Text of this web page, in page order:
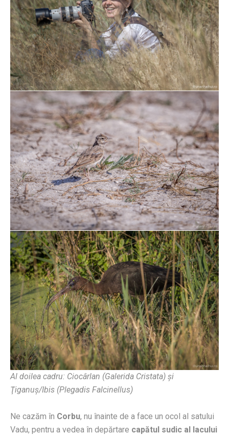
Al doilea cadru: Ciocârlan (Galerida Cristata) şi
Ţiganuş/Ibis (Plegadis Falcinellus)
Ne cazăm în Corbu, nu înainte de a face un ocol al satului
Vadu, pentru a vedea în depărtare capătul sudic al lacului